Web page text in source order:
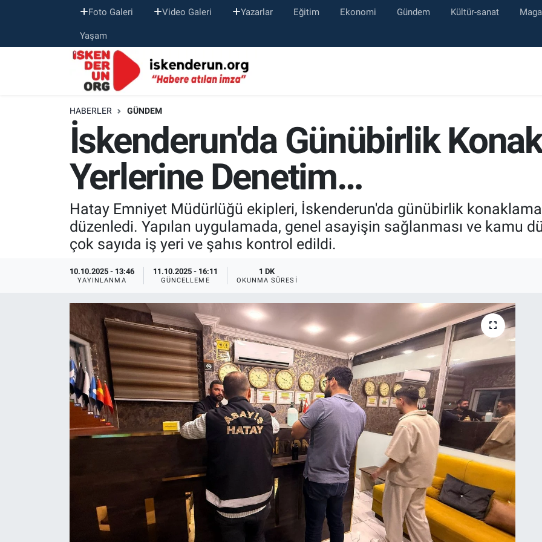
Foto Galeri Video Galeri Yazarlar Eğitim Ekonomi Gündem Kültür-sanat
Yaşam
HABERLER GÜNDEM
İskenderun'da Günübirlik
Yerlerine Denetim…
Hatay Emniyet Müdürlüğü ekipleri, İskenderun'da günübirlik
düzenledi. Yapılan uygulamada, genel asayişin sağlanması ve kamu
çok sayıda iş yeri ve şahıs kontrol edildi.
10.10.2025 - 13:46
YAYINLANMA
11.10.2025 - 16:11
GÜNCELLEME
1 DK
OKUNMA SÜRESI